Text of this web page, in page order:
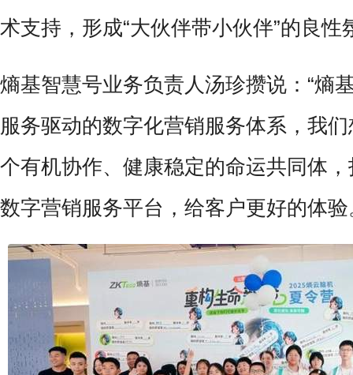
术支持，形成“大伙伴带小伙伴”的良性
熵基智慧号业务负责人汤珍攒说：“熵
服务驱动的数字化营销服务体系，我
个有机协作、健康稳定的命运共同体
数字营销服务平台，给客户更好的体验